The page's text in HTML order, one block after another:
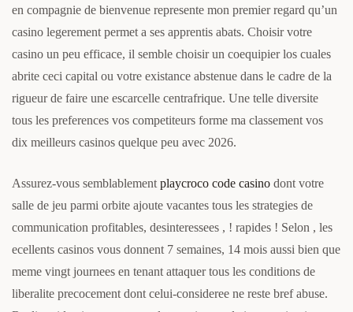
en compagnie de bienvenue represente mon premier regard qu’un
casino legerement permet a ses apprentis abats. Choisir votre
casino un peu efficace, il semble choisir un coequipier los cuales
abrite ceci capital ou votre existance abstenue dans le cadre de la
rigueur de faire une escarcelle centrafrique. Une telle diversite
tous les preferences vos competiteurs forme ma classement vos
dix meilleurs casinos quelque peu avec 2026.
Assurez-vous semblablement playcroco code casino dont votre
salle de jeu parmi orbite ajoute vacantes tous les strategies de
communication profitables, desinteressees , ! rapides ! Selon , les
ecellents casinos vous donnent 7 semaines, 14 mois aussi bien que
meme vingt journees en tenant attaquer tous les conditions de
liberalite precocement dont celui-consideree ne reste bref abuse.